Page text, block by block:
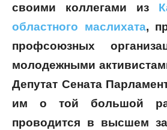
своими коллегами из
областного маслихата,
профсоюзных
молодежными
Депутат Сената
им о той большой
проводится в высшем